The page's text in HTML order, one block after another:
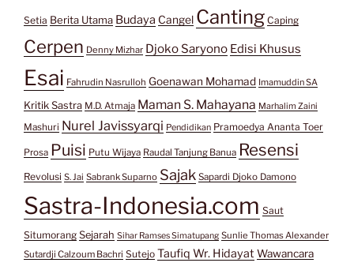
Setia Berita Utama Budaya Cangel Canting Caping
Cerpen Denny Mizhar Djoko Saryono Edisi Khusus
Esai Fahrudin Nasrulloh Goenawan Mohamad Imamuddin SA
Kritik Sastra M.D. Atmaja Maman S. Mahayana Marhalim Zaini
Mashuri Nurel Javissyarqi Pendidikan Pramoedya Ananta Toer
Prosa Puisi Putu Wijaya Raudal Tanjung Banua Resensi
Revolusi S. Jai Sabrank Suparno Sajak Sapardi Djoko Damono
Sastra-Indonesia.com Saut
Situmorang Sejarah Sihar Ramses Simatupang Sunlie Thomas Alexander
Sutardji Calzoum Bachri Sutejo Taufiq Wr. Hidayat Wawancara